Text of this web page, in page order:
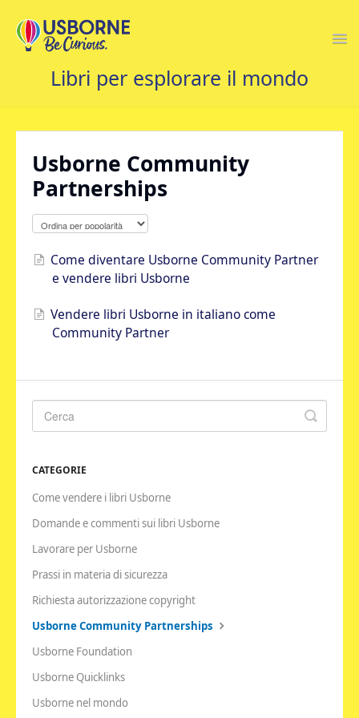
Usborne Community
Partnerships
Come diventare Usborne Community Partner
e vendere libri Usborne
Vendere libri Usborne in italiano come
Community Partner
CATEGORIE
Come vendere i libri Usborne
Domande e commenti sui libri Usborne
Lavorare per Usborne
Prassi in materia di sicurezza
Richiesta autorizzazione copyright
Usborne Community Partnerships
Usborne Foundation
Usborne Quicklinks
Usborne nel mondo